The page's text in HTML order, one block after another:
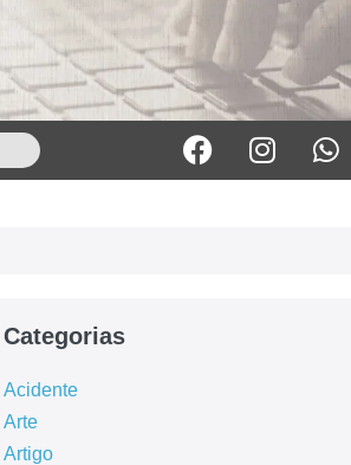
Categorias
Acidente
Arte
Artigo